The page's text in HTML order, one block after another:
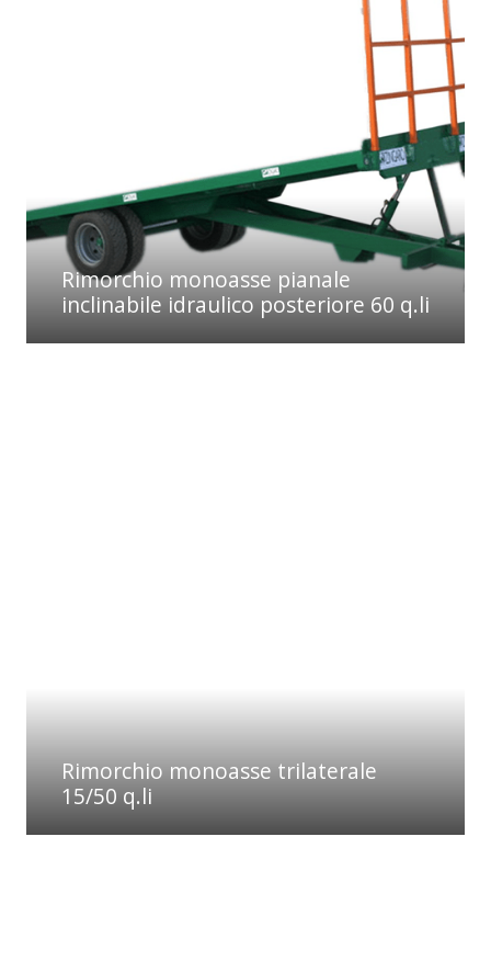
Rimorchio monoasse pianale
inclinabile idraulico posteriore 60 q.li
Rimorchio monoasse trilaterale
15/50 q.li